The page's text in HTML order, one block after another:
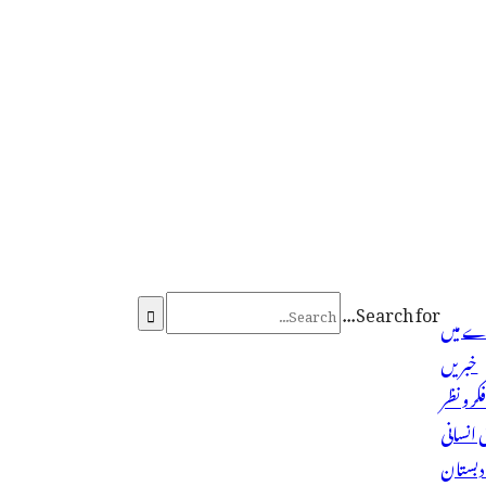
میں
خبریں
فکر و نظر
Search for...
